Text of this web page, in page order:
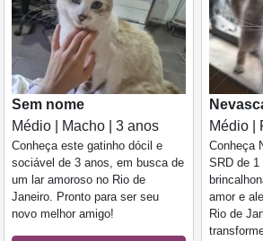
Sem nome
Médio | Macho | 3 anos
Conheça este gatinho dócil e
sociável de 3 anos, em busca de
um lar amoroso no Rio de
Janeiro. Pronto para ser seu
novo melhor amigo!
Médio |
Conheça
SRD de
amor e
Rio de